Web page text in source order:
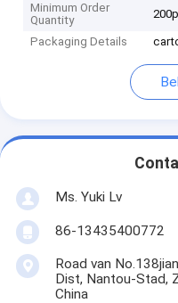
Minimum Order
Quantity
Packaging Details
Ms. Yuki Lv
86-13435400772
Road van
Dist, Nantou-Stad,
China